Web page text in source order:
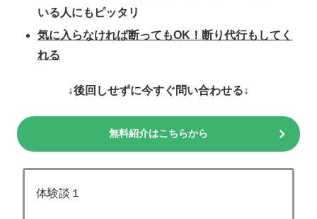
いる人にもピッタリ
気に入らなければ断ってもOK！断り代行もしてく
れる
↓後回しせずに今すぐ問い合わせる↓
無料紹介はこちらから
体験談１